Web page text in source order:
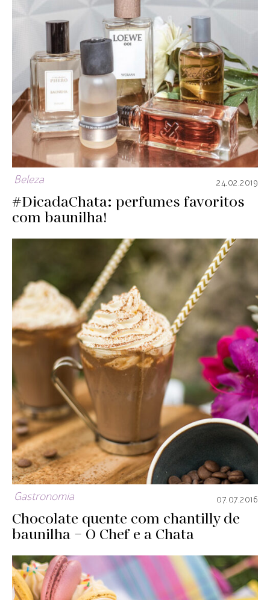
Beleza 24.02.2019
#DicadaChata: perfumes favoritos
com baunilha!
Gastronomia 07.07.2016
Chocolate quente com chantilly de
baunilha – O Chef e a Chata